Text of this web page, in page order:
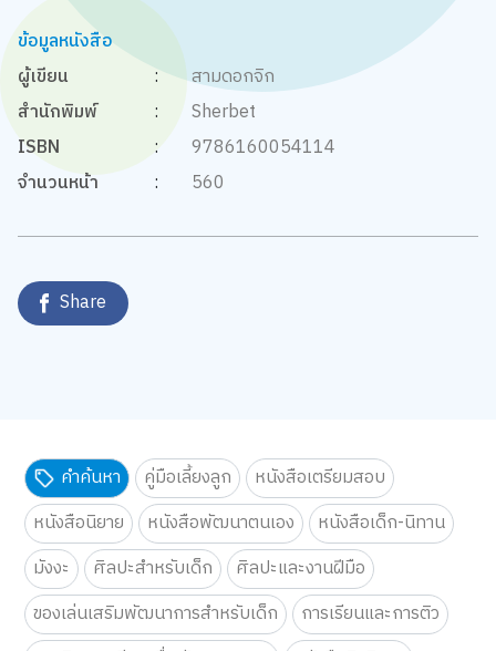
ข้อมูลหนังสือ
ผู้เขียน
:
สามดอกจิก
สำนักพิมพ์
:
Sherbet
ISBN
:
9786160054114
จำนวนหน้า
: 560
Share
คำค้นหา คู่มือเลี้ยงลูก
หนังสือเตรียมสอบ
หนังสือนิยาย
หนังสือพัฒนาตนเอง
หนังสือเด็ก-นิทาน
มังงะ
ศิลปะสำหรับเด็ก
ศิลปะและงานฝีมือ
ของเล่นเสริมพัฒนาการสำหรับเด็ก
การเรียนและการติว